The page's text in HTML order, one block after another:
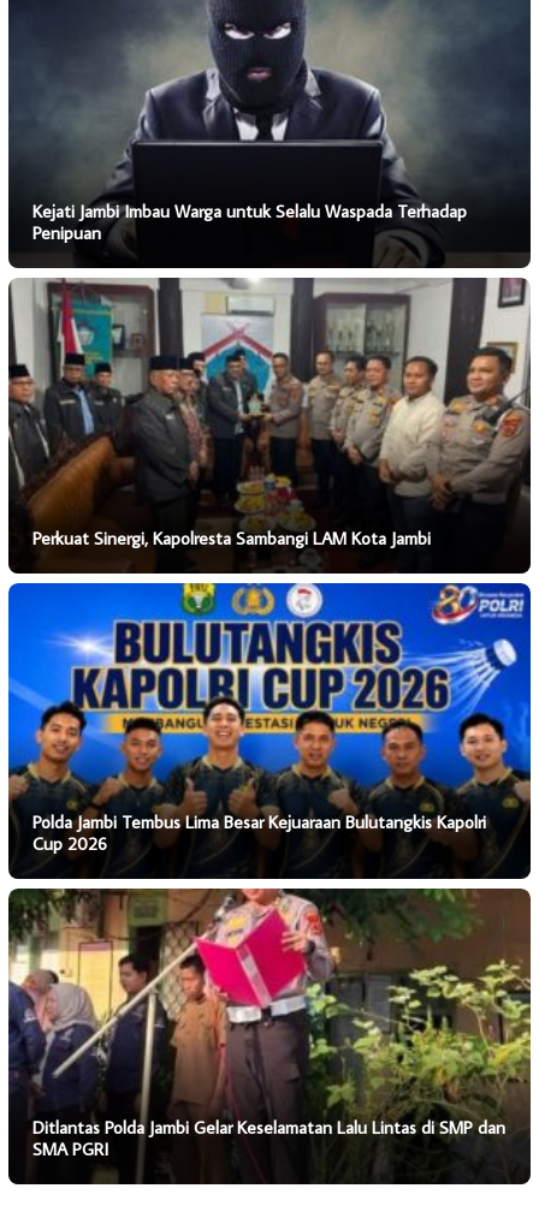
Kejati Jambi Imbau Warga untuk Selalu Waspada Terhadap
Penipuan
Perkuat Sinergi, Kapolresta Sambangi LAM Kota Jambi
Polda Jambi Tembus Lima Besar Kejuaraan Bulutangkis Kapolri
Cup 2026
Ditlantas Polda Jambi Gelar Keselamatan Lalu Lintas di SMP dan
SMA PGRI